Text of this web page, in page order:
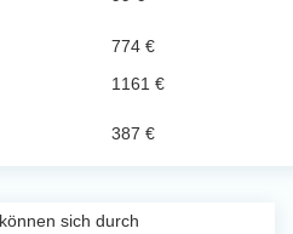
774 €
1161 €
387 €
sich durch